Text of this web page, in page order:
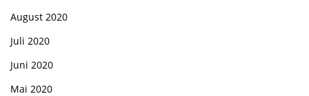
August 2020
Juli 2020
Juni 2020
Mai 2020